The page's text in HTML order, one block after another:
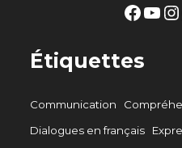
Facebook
Étiquettes
Communication
Dialogues en français